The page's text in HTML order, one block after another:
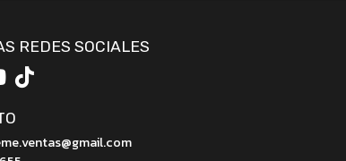
REDES SOCIALES